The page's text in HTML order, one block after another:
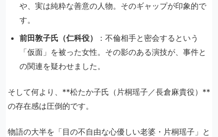
や、実は純粋な善意の人物。そのギャップが印象的で
す。
前田敦子氏（仁科役）
：不倫相手と密会するという
「仮面」を被った女性。その影のある演技が、事件と
の関連を疑わせました。
そして何より、**松たか子氏（片桐瑶子／長倉麻貴役）**
の存在感は圧倒的です。
物語の大半を「目の不自由な心優しい老婆・片桐瑶子」と